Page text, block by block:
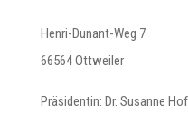
Henri-Dunant-Weg 7
66564 Ottweiler
Präsidentin: Dr. Susanne